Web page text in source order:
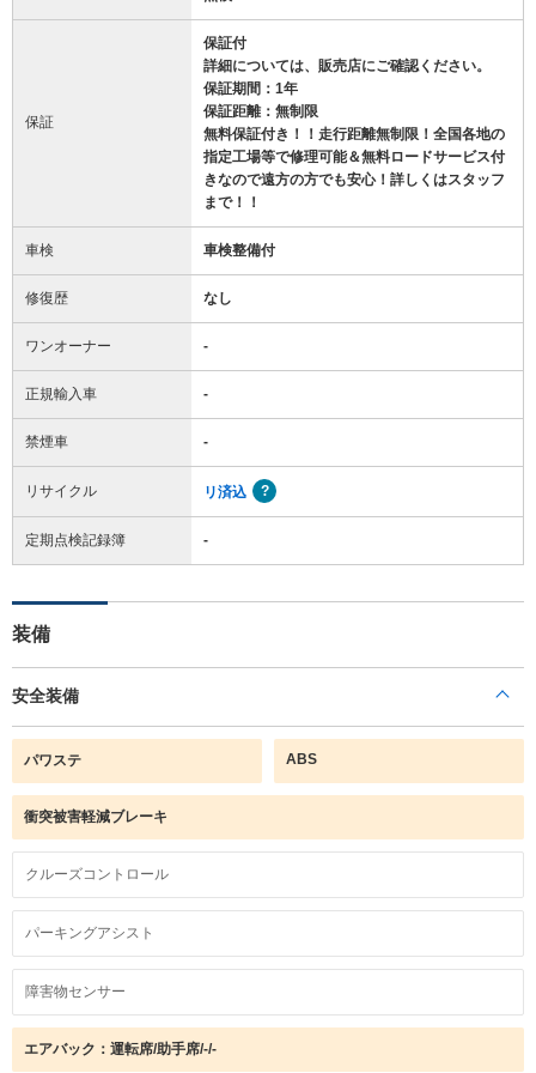
保証
保証付
詳細については、販売店にご確認ください。
保証期間：1年
保証距離：無制限
無料保証付き！！走行距離無制限！全国各地の
指定工場等で修理可能＆無料ロードサービス付
きなので遠方の方でも安心！詳しくはスタッフ
まで！！
車検 車検整備付
修復歴 なし
ワンオーナー -
正規輸入車 -
禁煙車 -
リサイクル リ済込
定期点検記録簿 -
装備
安全装備
パワステ ABS
衝突被害軽減ブレーキ
クルーズコントロール
パーキングアシスト
障害物センサー
エアバック：運転席/助手席/-/-